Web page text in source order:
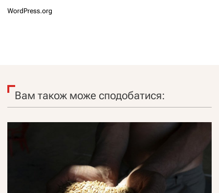
WordPress.org
Вам також може сподобатися: